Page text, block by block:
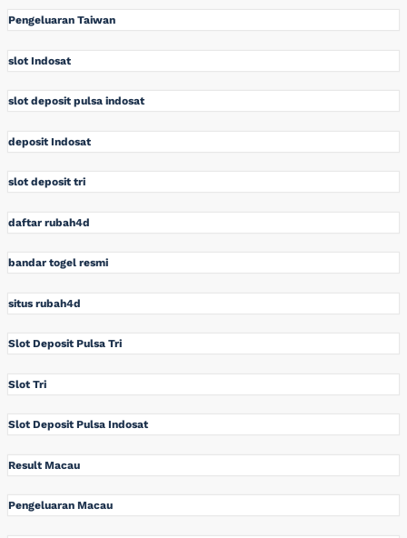
Pengeluaran Taiwan
slot Indosat
slot deposit pulsa indosat
deposit Indosat
slot deposit tri
daftar rubah4d
bandar togel resmi
situs rubah4d
Slot Deposit Pulsa Tri
Slot Tri
Slot Deposit Pulsa Indosat
Result Macau
Pengeluaran Macau